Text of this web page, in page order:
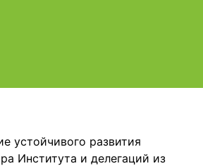
устойчивого развития
Института и делегаций из